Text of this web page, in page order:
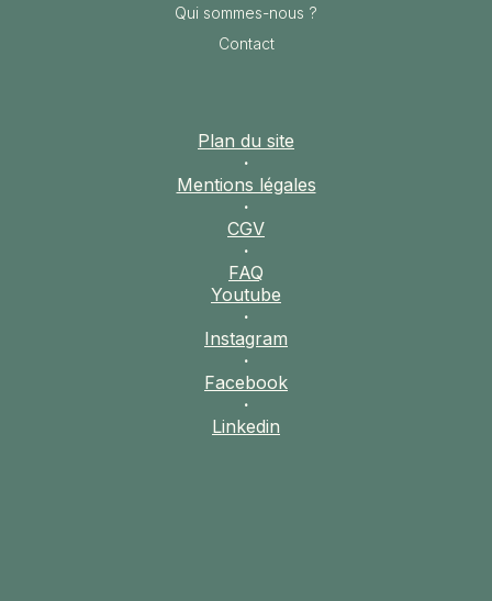
Qui sommes-nous ?
Contact
Plan du site
·
Mentions légales
·
CGV
·
FAQ
Youtube
·
Instagram
·
Facebook
·
Linkedin